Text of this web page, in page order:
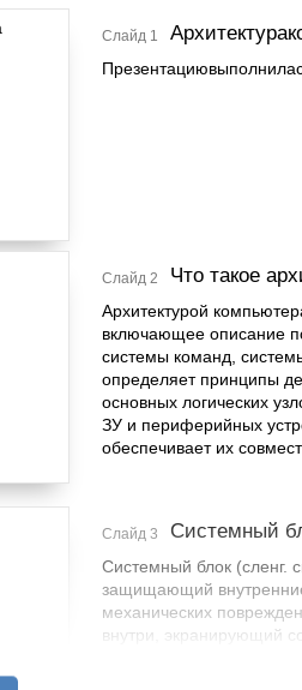
Слайд 1
Слайд 2 Что такое
Архитектурой
включающее описание
системы команд,
определяет принципы
основных логических
ЗУ и периферийных
обеспечивает их
Слайд 3 Системный
Системный блок (сленг.
защищающий
механических
внутри, экранирующий